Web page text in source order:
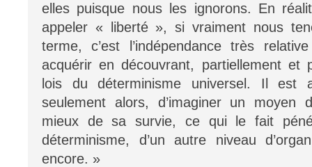
elles puisque nous les ignorons. En
appeler « liberté », si vraiment nous
terme, c’est l’indépendance très
acquérir en découvrant, partiellement et
lois du déterminisme universel. Il est
seulement alors, d’imaginer un moyen
mieux de sa survie, ce qui le fait
déterminisme, d’un autre niveau
encore. »